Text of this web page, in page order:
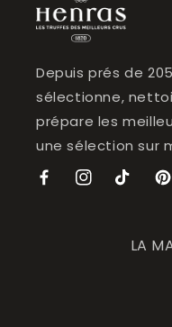
Depuis prés de
sélectionne,
prépare les
une sélection sur
FacebookInstagramTikTok
LA